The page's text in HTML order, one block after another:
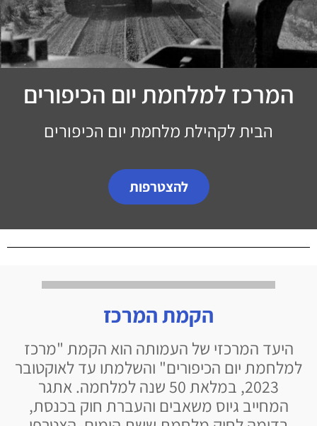
המרכז למלחמת יום הכיפורים
הבית לקהילת מלחמת יום הכיפורים
להצטרפות
הקמת המרכז
היעד המרכזי של העמותה הוא הקמת "מרכז
למלחמת יום הכיפורים" והשלמתו עד לאוקטובר
2023, במלאת 50 שנה למלחמה. אתגר
המחייב גיוס משאבים והעברת חוק בכנסת,